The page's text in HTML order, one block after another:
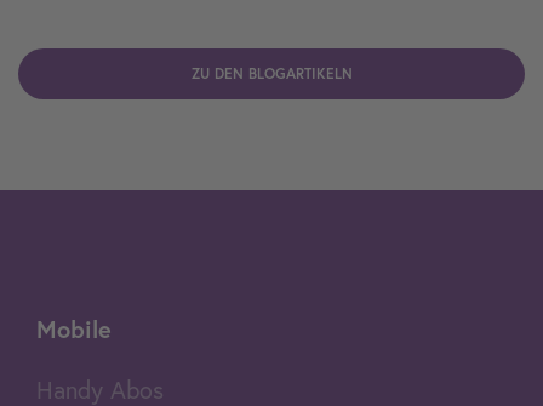
Bedarf schnell dazu buchst.
ZU DEN BLOGARTIKELN
Mobile
Handy Abos